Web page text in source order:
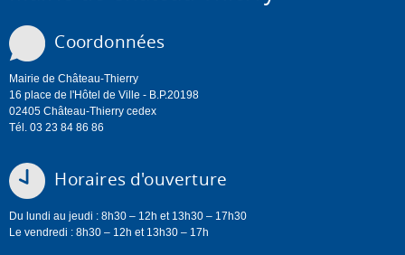
Coordonnées
Mairie de Château-Thierry
16 place de l'Hôtel de Ville - B.P.20198
02405 Château-Thierry cedex
Tél. 03 23 84 86 86
Horaires d'ouverture
Du lundi au jeudi : 8h30 – 12h et 13h30 – 17h30
Le vendredi : 8h30 – 12h et 13h30 – 17h